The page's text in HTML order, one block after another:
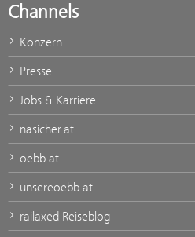
Channels
Konzern
Presse
Jobs & Karriere
nasicher.at
oebb.at
unsereoebb.at
railaxed Reiseblog